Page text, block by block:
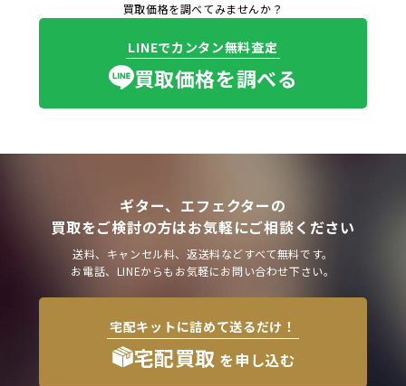
買取価格を調べてみませんか？
LINEでカンタン無料査定
買取価格を調べる
ギター、エフェクターの
買取をご検討の方はお気軽にご相談ください
送料、キャンセル料、返送料などすべて無料です。
お電話、LINEからもお気軽にお問い合わせ下さい。
宅配キットに詰めて送るだけ！
宅配買取 を申し込む